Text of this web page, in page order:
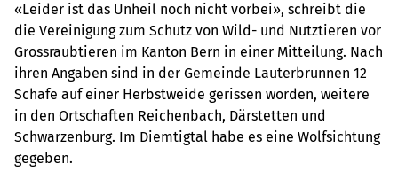
«Leider ist das Unheil noch nicht vorbei», schreibt die
die Vereinigung zum Schutz von Wild- und Nutztieren vor
Grossraubtieren im Kanton Bern in einer Mitteilung. Nach
ihren Angaben sind in der Gemeinde Lauterbrunnen 12
Schafe auf einer Herbstweide gerissen worden, weitere
in den Ortschaften Reichenbach, Därstetten und
Schwarzenburg. Im Diemtigtal habe es eine Wolfsichtung
gegeben.